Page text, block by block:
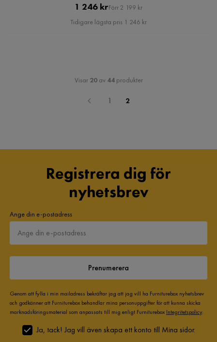
Pris
1 246 krOriginal
Pris
Förr 2 199 kr
Tidigare lägsta pris 1 246 kr
Visar 20av 44produkter
1 2
Registrera dig för
nyhetsbrev
Ange din e-postadress
Prenumerera
Genom att fylla i min mailadress bekräftar jag att jag vill ha Furniturebox nyhetsbrev
och godkänner att Furniturebox behandlar mina personuppgifter för att kunna skicka
marknadsföringsmaterial som anpassats till mig enligt Furniturebox Integritetspolicy.
Ja, tack! Jag vill även skapa ett konto till Mina sidor.